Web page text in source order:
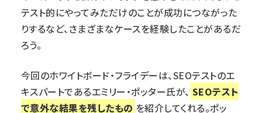
テスト的にやってみただけのことが成功につながった
りするなど、さまざまなケースを経験したことがあるだ
ろう。
今回のホワイトボード・フライデーは、SEOテストのエ
キスパートであるエミリー・ポッター氏が、 SEOテスト
で意外な結果を残したもの を紹介してくれる。ポッ